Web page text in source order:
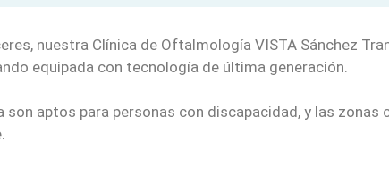
nuestra Clínica de Oftalmología VISTA Sánchez
equipada con tecnología de última generación.
aptos para personas con discapacidad, y las